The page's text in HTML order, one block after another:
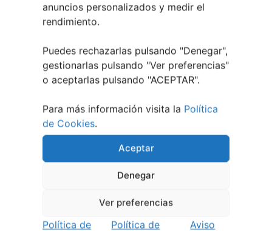
anuncios personalizados y medir el
rendimiento.
Puedes rechazarlas pulsando "Denegar",
gestionarlas pulsando "Ver preferencias"
o aceptarlas pulsando "ACEPTAR".
Para más información visita la Política
de Cookies.
Aceptar
Denegar
Ver preferencias
Política de
Política de
Aviso
COMPÁRTELO EN REDES SI TE HA GUSTADO:
ENTRADA ANTERIOR ENTRADA SIGUIENTE